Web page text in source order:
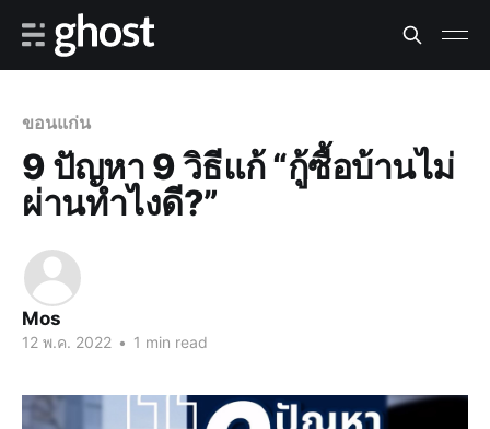
ขอนแก่น
9 ปัญหา 9 วิธีแก้ “กู้ซื้อบ้านไม่
ผ่านทำไงดี?”
Mos
12 พ.ค. 2022 • 1 min read